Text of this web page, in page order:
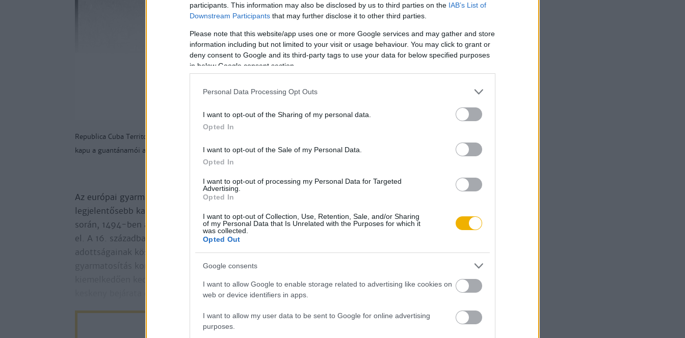
participants. This information may also be disclosed by us to third parties on the IAB’s List of
Downstream Participants that may further disclose it to other third parties.
Please note that this website/app uses one or more Google services and may gather and store
information including but not limited to your visit or usage behaviour. You may click to grant or
deny consent to Google and its third-party tags to use your data for below specified purposes
in below Google consent section.
Personal Data Processing Opt Outs
I want to opt-out of the Sharing of my personal data.
Opted In
I want to opt-out of the Sale of my Personal Data.
Opted In
I want to opt-out of processing my Personal Data for Targeted
Advertising.
Opted In
I want to opt-out of Collection, Use, Retention, Sale, and/or Sharing
of my Personal Data that Is Unrelated with the Purposes for which it
was collected.
Opted Out
Google consents
I want to allow Google to enable storage related to advertising like cookies on
web or device identifiers in apps.
I want to allow my user data to be sent to Google for online advertising
purposes.
Republica Cuba Territorio Libre de America (Kubai Köztársaság, Amerika
kapu a guantánamói amerikai
haditengerészeti támaszponton
Az európai gyarmatosítók érkezését megelőzően a guantánamói régiót az egyik
legjelentősebb karibi népcsoport, a tainó lakta. Kolumbusz Kristóf második utazása
során, 1494-ben a Guantánamói-öbölben kötött ki, melyet Puerto Grandénak nevezett
el. A 16. században Kuba spanyol gyarmattá vált. Központja Havanna lett, ám földrajzi
adottságainak köszönhetően a szigetország délkeleti csúcsán található öböl már a
gyarmatosítás korai időszakában nagy jelentőségre tett szert. Hajózási szempontból
kiemelkedően kedvezőek a tulajdonságai, mélysége miatt könnyen manőverezhető,